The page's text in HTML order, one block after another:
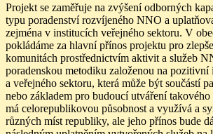
Projekt se zaměřuje na zvýšení odborných
typu poradenství rozvíjeného NNO a
zejména v institucích veřejného sektoru. V
pokládáme za hlavní přínos projektu pro
komunitách prostřednictvím aktivit a služeb
poradenskou metodiku založenou na pozitivní
a veřejného sektoru, která může být součástí
nebo základem pro budoucí utváření
má celorepublikovou působnost a využívá a
různých míst republiky, ale jeho přínos bude